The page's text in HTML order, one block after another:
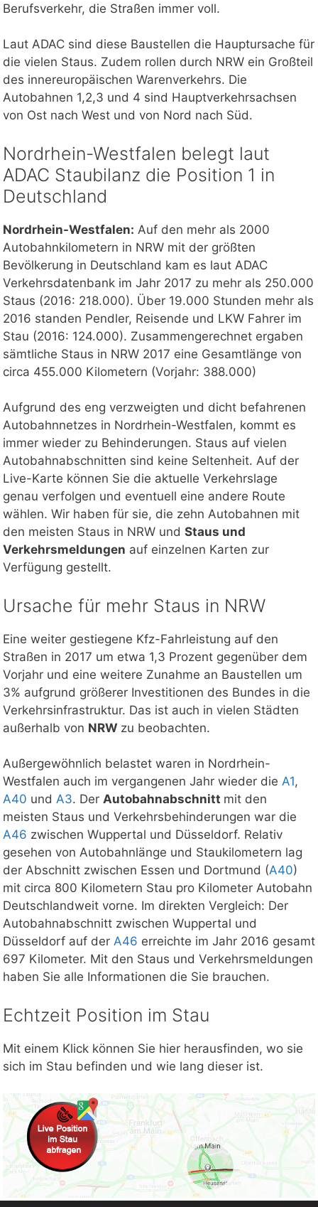
Berufsverkehr, die Straßen immer voll.
Laut ADAC sind diese Baustellen die Hauptursache für
die vielen Staus. Zudem rollen durch NRW ein Großteil
des innereuropäischen Warenverkehrs. Die
Autobahnen 1,2,3 und 4 sind Hauptverkehrsachsen
von Ost nach West und von Nord nach Süd.
Nordrhein-Westfalen belegt laut
ADAC Staubilanz die Position 1 in
Deutschland
Nordrhein-Westfalen: Auf den mehr als 2000
Autobahnkilometern in NRW mit der größten
Bevölkerung in Deutschland kam es laut ADAC
Verkehrsdatenbank im Jahr 2017 zu mehr als 250.000
Staus (2016: 218.000). Über 19.000 Stunden mehr als
2016 standen Pendler, Reisende und LKW Fahrer im
Stau (2016: 124.000). Zusammengerechnet ergaben
sämtliche Staus in NRW 2017 eine Gesamtlänge von
circa 455.000 Kilometern (Vorjahr: 388.000)
Aufgrund des eng verzweigten und dicht befahrenen
Autobahnnetzes in Nordrhein-Westfalen, kommt es
immer wieder zu Behinderungen. Staus auf vielen
Autobahnabschnitten sind keine Seltenheit. Auf der
Live-Karte können Sie die aktuelle Verkehrslage
genau verfolgen und eventuell eine andere Route
wählen. Wir haben für sie, die zehn Autobahnen mit
den meisten Staus in NRW und Staus und
Verkehrsmeldungen auf einzelnen Karten zur
Verfügung gestellt.
Ursache für mehr Staus in NRW
Eine weiter gestiegene Kfz-Fahrleistung auf den
Straßen in 2017 um etwa 1,3 Prozent gegenüber dem
Vorjahr und eine weitere Zunahme an Baustellen um
3% aufgrund größerer Investitionen des Bundes in die
Verkehrsinfrastruktur. Das ist auch in vielen Städten
außerhalb von NRW zu beobachten.
Außergewöhnlich belastet waren in Nordrhein-
Westfalen auch im vergangenen Jahr wieder die A1,
A40 und A3. Der Autobahnabschnitt mit den
meisten Staus und Verkehrsbehinderungen war die
A46 zwischen Wuppertal und Düsseldorf. Relativ
gesehen von Autobahnlänge und Staukilometern lag
der Abschnitt zwischen Essen und Dortmund (A40)
mit circa 800 Kilometern Stau pro Kilometer Autobahn
Deutschlandweit vorne. Im direkten Vergleich: Der
Autobahnabschnitt zwischen Wuppertal und
Düsseldorf auf der A46 erreichte im Jahr 2016 gesamt
697 Kilometer. Mit den Staus und Verkehrsmeldungen
haben Sie alle Informationen die Sie brauchen.
Echtzeit Position im Stau
Mit einem Klick können Sie hier herausfinden, wo sie
sich im Stau befinden und wie lang dieser ist.